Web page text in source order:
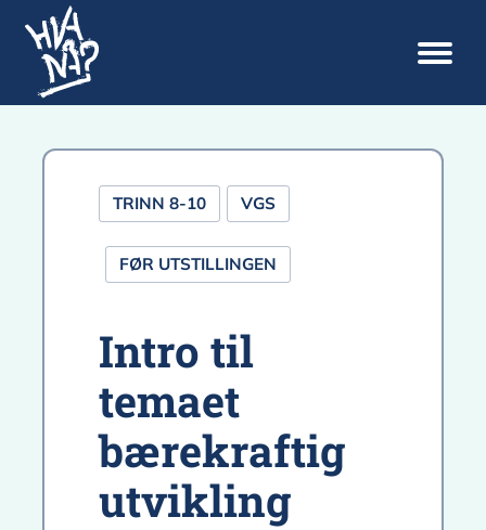
TRINN 8-10 VGS
FØR UTSTILLINGEN
Intro til
temaet
bærekraftig
utvikling